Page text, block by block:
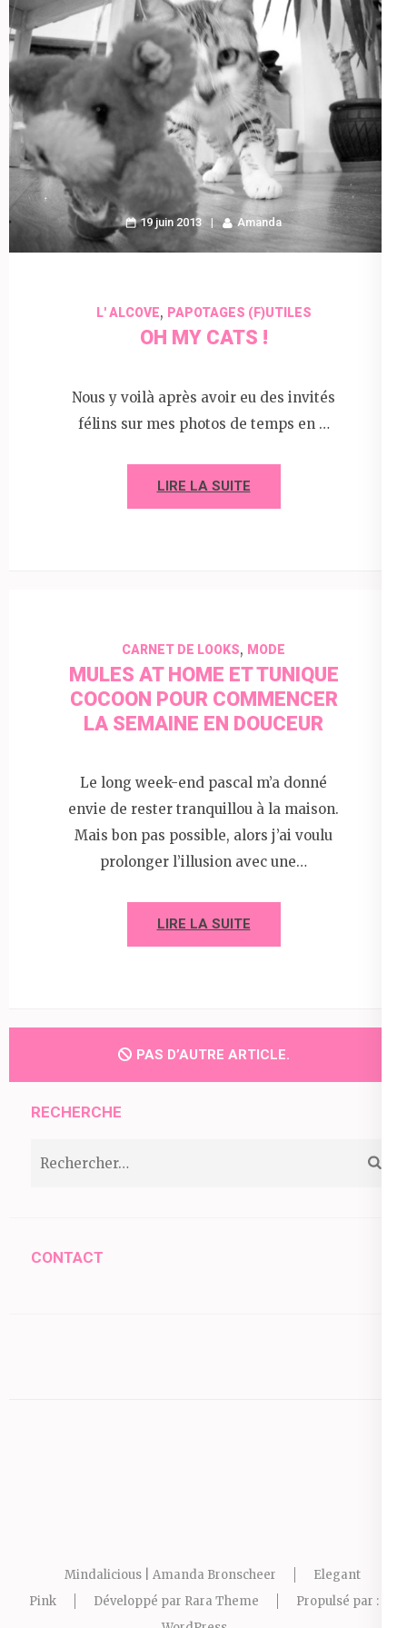
19 juin 2013 Amanda
L' ALCOVE, PAPOTAGES (F)UTILES
OH MY CATS !
Nous y voilà après avoir eu des invités
félins sur mes photos de temps en …
LIRE LA SUITE
CARNET DE LOOKS, MODE
MULES AT HOME ET TUNIQUE
COCOON POUR COMMENCER
LA SEMAINE EN DOUCEUR
Le long week-end pascal m’a donné
envie de rester tranquillou à la maison.
Mais bon pas possible, alors j’ai voulu
prolonger l’illusion avec une…
LIRE LA SUITE
PAS D’AUTRE ARTICLE.
RECHERCHE
CONTACT
Mindalicious | Amanda Bronscheer
Elegant
Pink
Développé par Rara Theme
Propulsé par :